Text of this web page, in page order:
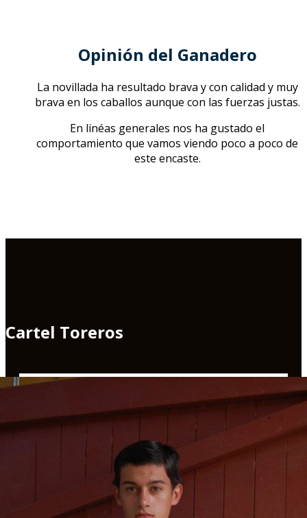
Opinión del Ganadero
La novillada ha resultado brava y con calidad y muy
brava en los caballos aunque con las fuerzas justas.
En linéas generales nos ha gustado el
comportamiento que vamos viendo poco a poco de
este encaste.
Cartel Toreros